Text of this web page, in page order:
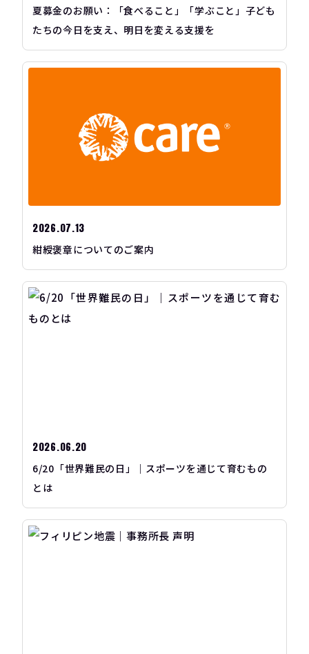
夏募金のお願い：「食べること」「学ぶこと」子ども
たちの今日を支え、明日を変える支援を
2026.07.13
紺綬褒章についてのご案内
2026.06.20
6/20「世界難民の日」｜スポーツを通じて育むもの
とは